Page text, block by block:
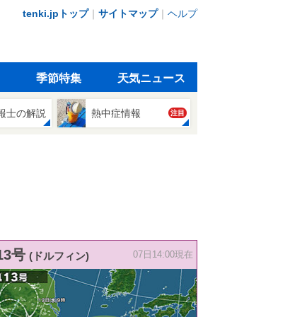
tenki.jpトップ｜ サイトマップ｜ ヘルプ
季節特集 天気ニュース
士の解説 熱中症情報 注目
号 (ドルフィン) 07日14:00現在